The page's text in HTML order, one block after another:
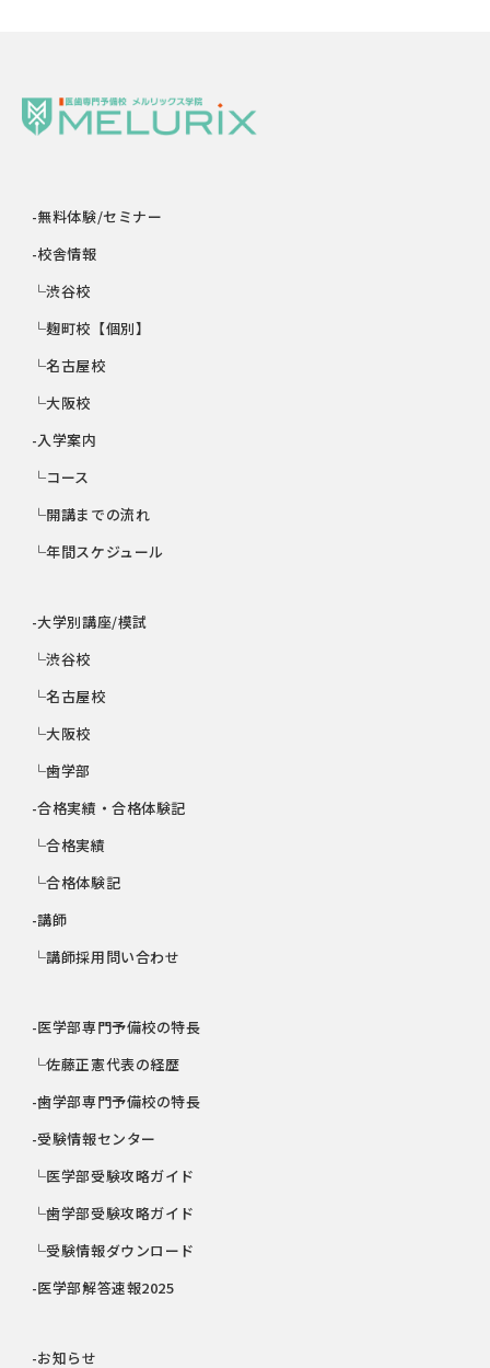
-無料体験/セミナー
-校舎情報
└渋谷校
└麹町校【個別】
└名古屋校
└大阪校
-入学案内
└コース
└開講までの流れ
└年間スケジュール
-大学別講座/模試
└渋谷校
└名古屋校
└大阪校
└歯学部
-合格実績・合格体験記
└合格実績
└合格体験記
-講師
└講師採用問い合わせ
-医学部専門予備校の特長
└佐藤正憲代表の経歴
-歯学部専門予備校の特長
-受験情報センター
└医学部受験攻略ガイド
└歯学部受験攻略ガイド
└受験情報ダウンロード
-医学部解答速報2025
-お知らせ